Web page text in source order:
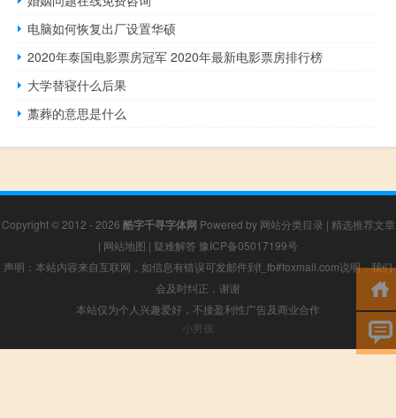
电脑如何恢复出厂设置华硕
2020年泰国电影票房冠军 2020年最新电影票房排行榜
大学替寝什么后果
藁葬的意思是什么
Copyright © 2012 - 2026 酷字千寻字体网 Powered by 网站分类目录 | 精选推荐文章
| 网站地图 | 疑难解答 豫ICP备05017199号
声明：本站内容来自互联网，如信息有错误可发邮件到f_fb#foxmail.com说明，我们
会及时纠正，谢谢
本站仅为个人兴趣爱好，不接盈利性广告及商业合作
小男孩